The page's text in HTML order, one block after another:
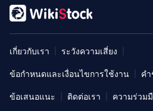
เกี่ยวกับเรา ระวังความเสี่ยง
ข้อกำหนดและเงื่อนไขการใช้งาน ค
ข้อเสนอแนะ ติดต่อเรา ความร่วม